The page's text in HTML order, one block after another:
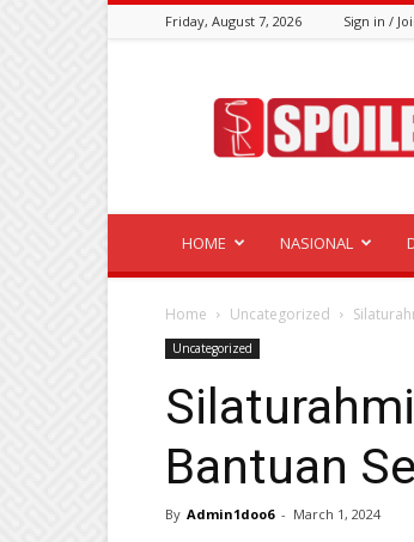
Friday, August 7, 2026 Sign in /
HOME NASIONAL
Home Uncategorized
Uncategorized
Bantuan
By Admin1doo6 - March 1, 2024